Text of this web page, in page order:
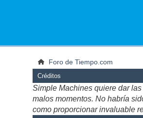
Foro de Tiempo.com
Créditos
Simple Machines quiere dar
malos momentos. No habría
como proporcionar invaluable